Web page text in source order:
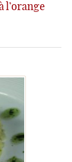
l’orange